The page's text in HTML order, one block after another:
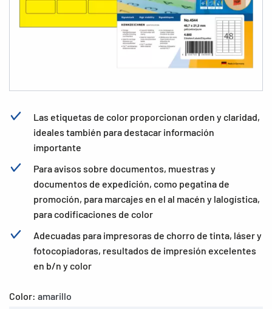
Las etiquetas de color proporcionan orden y claridad,
ideales también para destacar información
importante
Para avisos sobre documentos, muestras y
documentos de expedición, como pegatina de
promoción, para marcajes en el al macén y lalogística,
para codificaciones de color
Adecuadas para impresoras de chorro de tinta, láser y
fotocopiadoras, resultados de impresión excelentes
en b/n y color
Color: amarillo